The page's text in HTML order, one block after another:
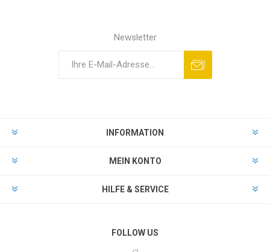
Newsletter
INFORMATION
MEIN KONTO
HILFE & SERVICE
FOLLOW US